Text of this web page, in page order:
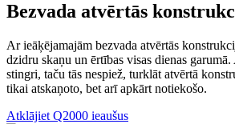
Bezvada atvērtās
Ar ieāķējamajām bezvada atvērtās
dzidru skaņu un ērtības visas dienas
stingri, taču tās nespiež, turklāt atvērtā
tikai atskaņoto, bet arī apkārt notiekošo.
Atklājiet Q2000 ieaušus